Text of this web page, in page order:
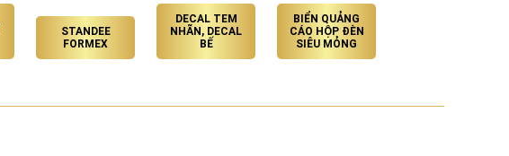
STANDEE
FORMEX
DECAL TEM
NHÃN, DECAL
BẾ
BIỂN QUẢNG
CÁO HỘP ĐÈN
SIÊU MỎNG